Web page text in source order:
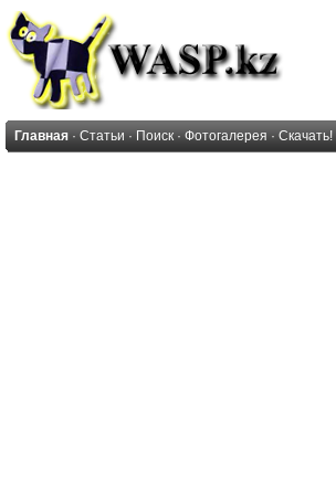
Главная · Статьи · Поиск · Фотогалерея · Скачать!